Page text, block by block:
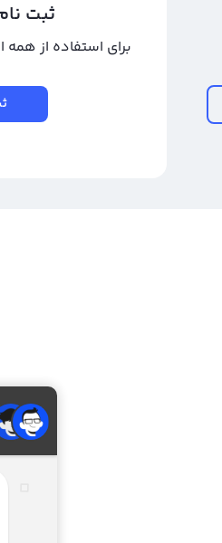
ثبت
برای استفاده از همه